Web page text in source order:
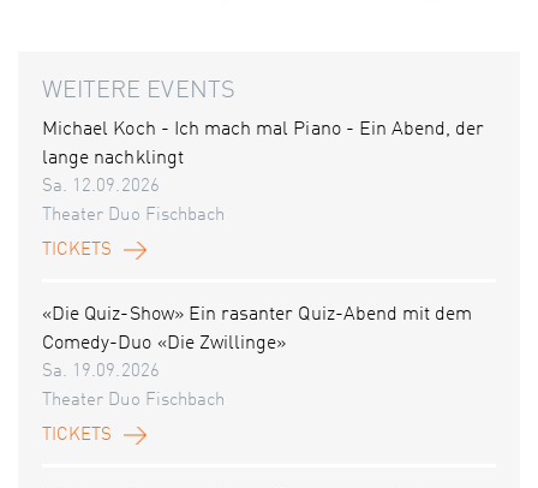
WEITERE EVENTS
Michael Koch - Ich mach mal Piano - Ein Abend, der
lange nachklingt
Sa. 12.09.2026
Theater Duo Fischbach
TICKETS
«Die Quiz-Show» Ein rasanter Quiz-Abend mit dem
Comedy-Duo «Die Zwillinge»
Sa. 19.09.2026
Theater Duo Fischbach
TICKETS